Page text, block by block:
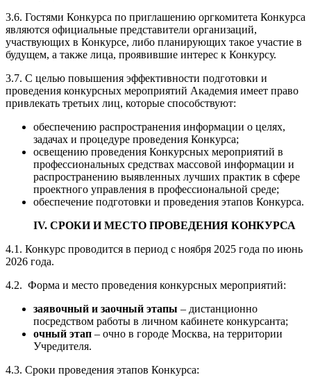
3.6. Гостями Конкурса по приглашению оргкомитета Конкурса
являются официальные представители организаций,
участвующих в Конкурсе, либо планирующих такое участие в
будущем, а также лица, проявившие интерес к Конкурсу.
3.7. С целью повышения эффективности подготовки и
проведения конкурсных мероприятий Академия имеет право
привлекать третьих лиц, которые способствуют:
обеспечению распространения информации о целях,
задачах и процедуре проведения Конкурса;
освещению проведения Конкурсных мероприятий в
профессиональных средствах массовой информации и
распространению выявленных лучших практик в сфере
проектного управления в профессиональной среде;
обеспечение подготовки и проведения этапов Конкурса.
IV. СРОКИ И МЕСТО ПРОВЕДЕНИЯ КОНКУРСА
4.1. Конкурс проводится в период с ноября 2025 года по июнь
2026 года.
4.2. Форма и место проведения конкурсных мероприятий:
заявочный и заочный этапы – дистанционно
посредством работы в личном кабинете конкурсанта;
очный этап – очно в городе Москва, на территории
Учредителя.
4.3. Сроки проведения этапов Конкурса: